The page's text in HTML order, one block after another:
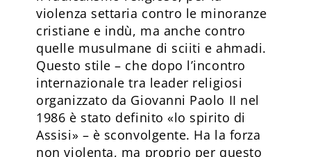
violenza settaria contro le minoranze
cristiane e indù, ma anche contro
quelle musulmane di sciiti e ahmadi.
Questo stile – che dopo l’incontro
internazionale tra leader religiosi
organizzato da Giovanni Paolo II nel
1986 è stato definito «lo spirito di
Assisi» – è sconvolgente. Ha la forza
non violenta, ma proprio per questo